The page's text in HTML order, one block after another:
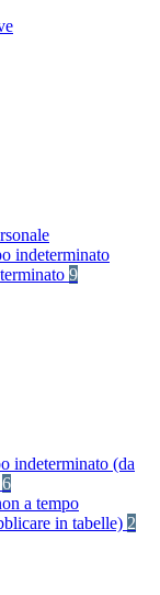
indeterminato
9
indeterminato (da
6
a tempo
in tabelle) 2